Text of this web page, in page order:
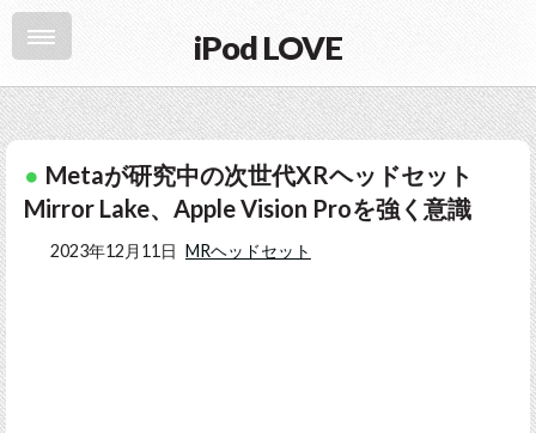
iPod LOVE
Metaが研究中の次世代XRヘッドセット
Mirror Lake、Apple Vision Proを強く意識
2023年12月11日 MRヘッドセット